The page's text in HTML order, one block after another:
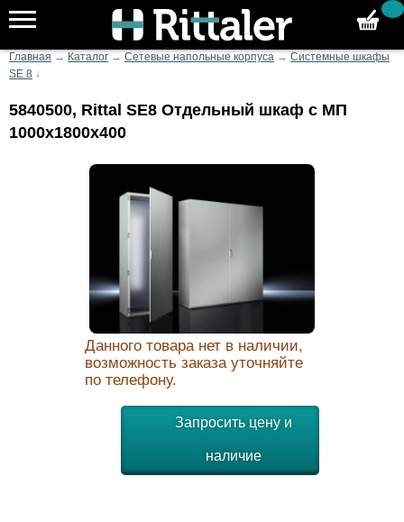
Главная → Каталог → Сетевые напольные корпуса → Системные шкафы
SE 8 ↓
5840500, Rittal SE8 Отдельный шкаф с МП
1000х1800х400
Данного товара нет в наличии,
возможность заказа уточняйте
по телефону.
Запросить цену и
наличие